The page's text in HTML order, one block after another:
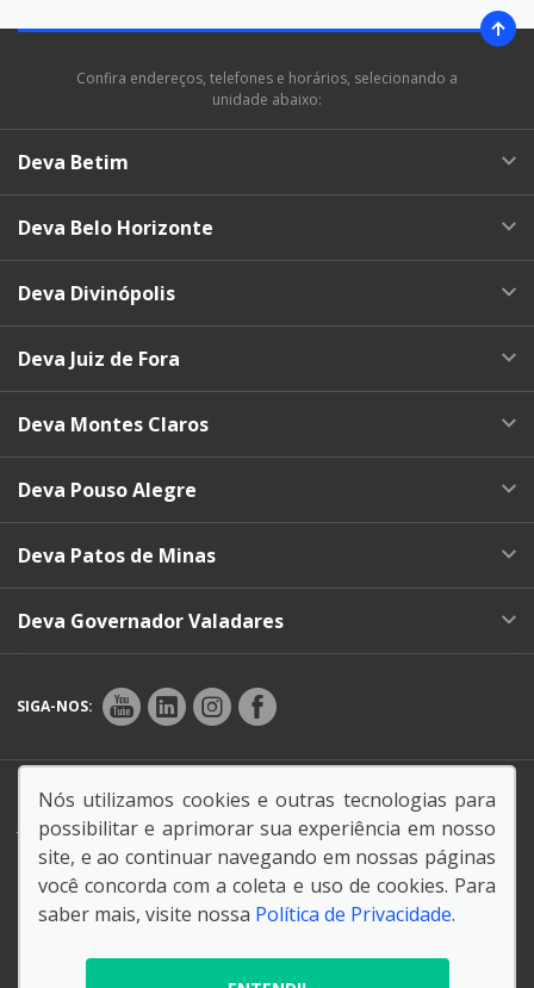
Confira endereços, telefones e horários, selecionando a
unidade abaixo:
Deva Betim
Deva Belo Horizonte
Deva Divinópolis
Deva Juiz de Fora
Deva Montes Claros
Deva Pouso Alegre
Deva Patos de Minas
Deva Governador Valadares
SIGA-NOS:
Endereço Matriz: Rua Teonílio Niquini, 32 - Dist. Ind.
Jardim Piemont - Betim-MG
Nós utilizamos cookies e outras tecnologias para
possibilitar e aprimorar sua experiência em nosso
site, e ao continuar navegando em nossas páginas
você concorda com a coleta e uso de cookies. Para
saber mais, visite nossa Política de Privacidade.